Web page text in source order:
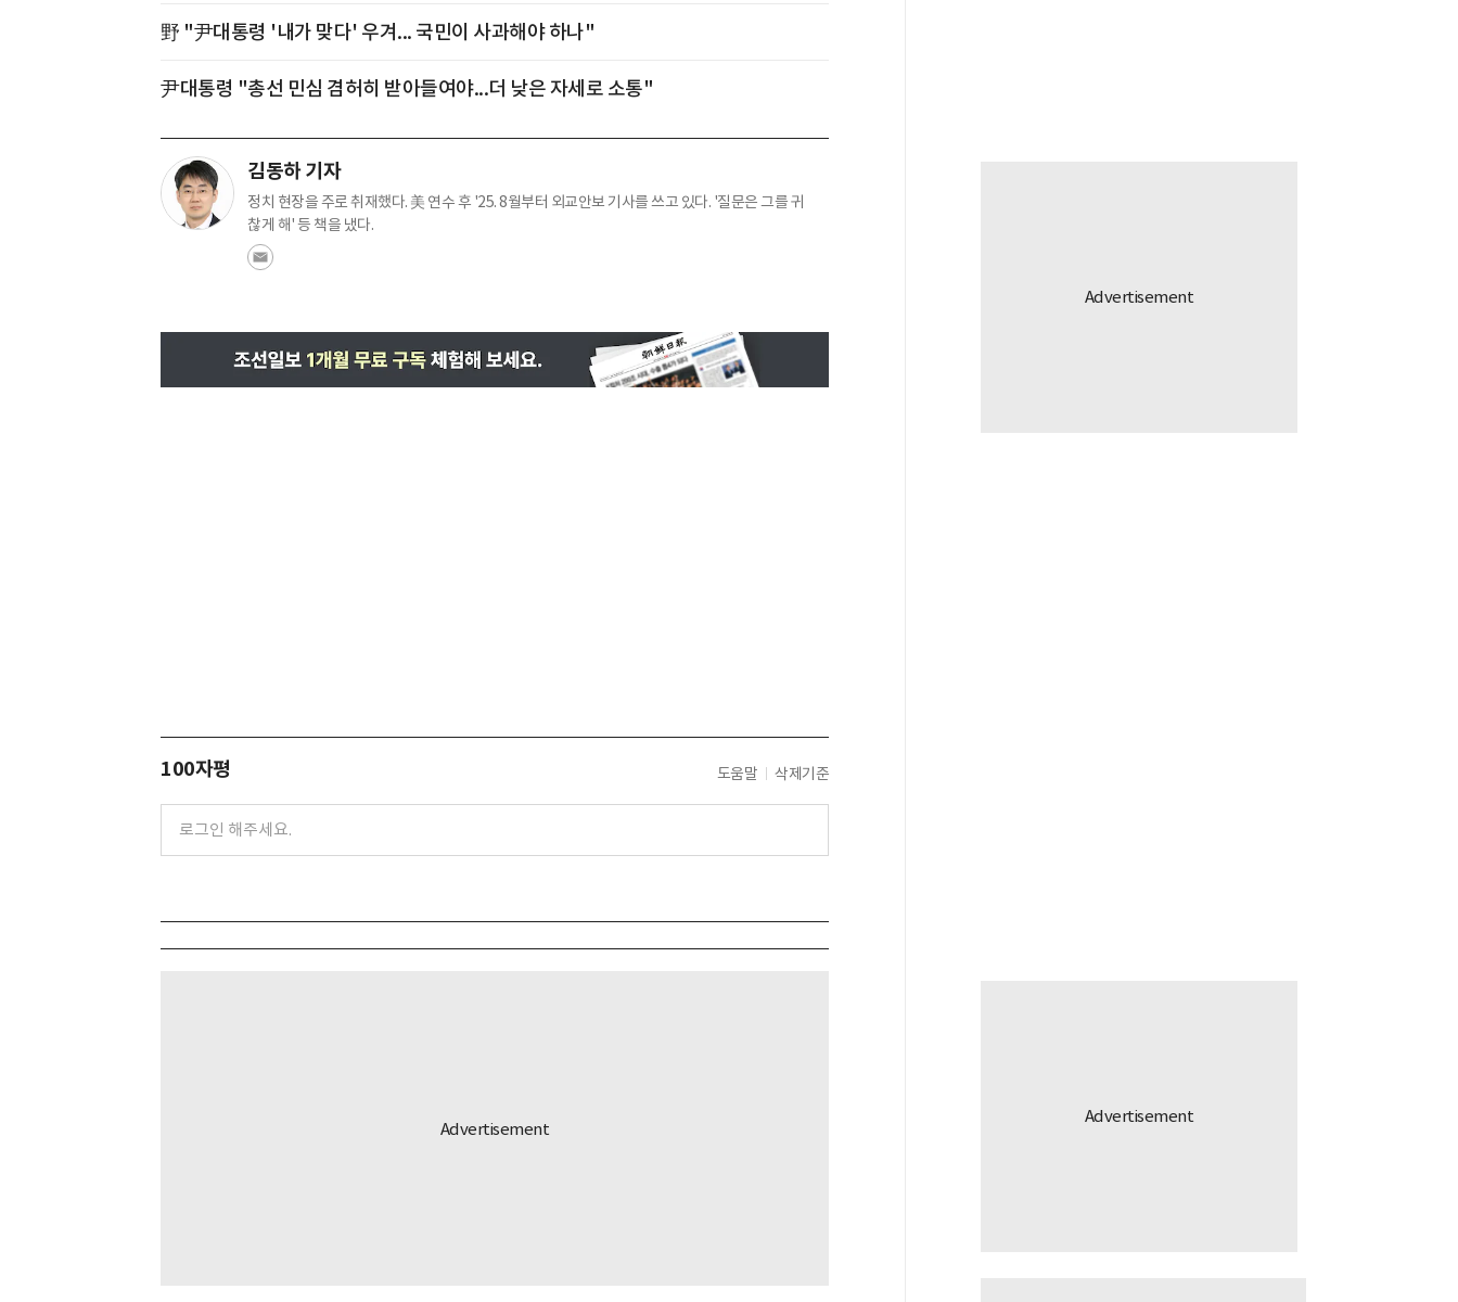
野 "尹대통령 '내가 맞다' 우겨... 국민이 사과해야 하나"
尹대통령 "총선 민심 겸허히 받아들여야...더 낮은 자세로 소통"
김동하 기자
정치 현장을 주로 취재했다. 美 연수 후 '25. 8월부터 외교안보 기사를 쓰고 있다. '질문은 그를 귀
찮게 해' 등 책을 냈다.
100자평 도움말 삭제기준